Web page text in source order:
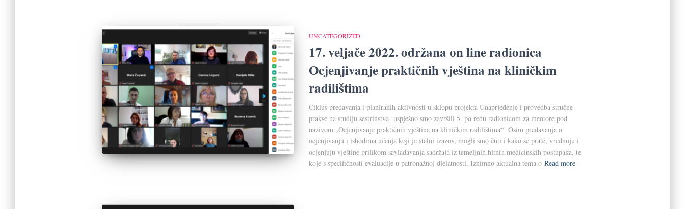
UNCATEGORIZED
17. veljače 2022. održana on line radionica
Ocjenjivanje praktičnih vještina na kliničkim
radilištima
Ciklus predavanja i planiranih aktivnosti u sklopu projekta Unaprjeđenje i provedba stručne
prakse na studiju sestrinstva uspješno smo završili 5. po redu radionicom za mentore pod
nazivom „Ocjenjivanje praktičnih vještina na kliničkim radilištima“ Osim predavanja o
ocjenjivanju i ishodima učenja koji je stalni izazov, mogli smo čuti i kako se prate, vrednuju i
ocjenjuju vještine prilikom savladavanja sadržaja iz temeljnih hitnih medicinskih postupaka, te
koje s specifičnosti evaluacije u patronažnoj djelatnosti. Iznimno aktualna tema o Read more